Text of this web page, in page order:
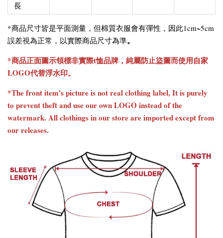
長
*商品尺寸皆是平面測量，但棉質衣服會有彈性，因此1cm~5cm
誤差視為正常，以實際商品尺寸為準。
*商品正面圖示領標非實際t恤品牌，純屬防止盜圖而使用自家
LOGO代替浮水印。
*The front item's picture is not real clothing label, It is purely
to prevent theft and use our own LOGO instead of the
watermark. All clothings in our store are imported except from
our releases.